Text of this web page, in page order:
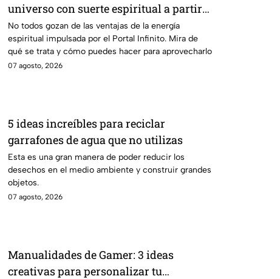
universo con suerte espiritual a partir
de hoy 7 de agosto: los horóscopos de
Mhoni Vidente
No todos gozan de las ventajas de la energía
espiritual impulsada por el Portal Infinito. Mira de
qué se trata y cómo puedes hacer para aprovecharlo
07 agosto, 2026
5 ideas increíbles para reciclar
garrafones de agua que no utilizas
Esta es una gran manera de poder reducir los
desechos en el medio ambiente y construir grandes
objetos.
07 agosto, 2026
Manualidades de Gamer: 3 ideas
creativas para personalizar tu